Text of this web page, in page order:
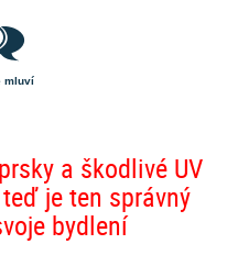
mluví
a škodlivé UV
je ten správný
bydlení